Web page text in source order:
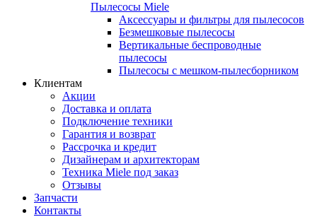
Пылесосы Miele
Аксессуары и фильтры для пылесосов
Безмешковые пылесосы
Вертикальные беспроводные
пылесосы
Пылесосы с мешком-пылесборником
Клиентам
Акции
Доставка и оплата
Подключение техники
Гарантия и возврат
Рассрочка и кредит
Дизайнерам и архитекторам
Техника Miele под заказ
Отзывы
Запчасти
Контакты